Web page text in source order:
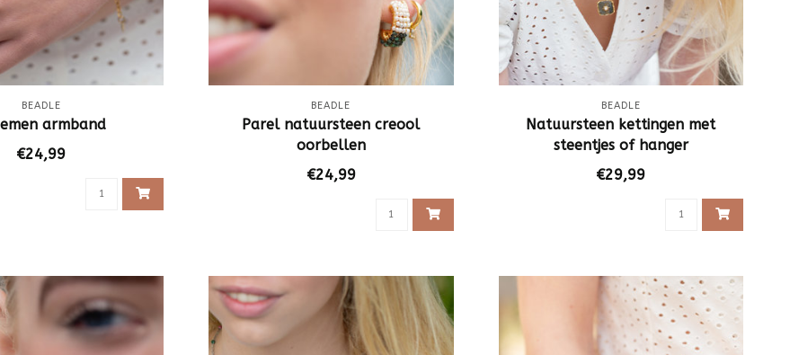
BEADLE
armband
€24,99
BEADLE
Parel natuursteen creool
oorbellen
€24,99
BEADLE
Natuursteen kettingen met
steentjes of hanger
€29,99